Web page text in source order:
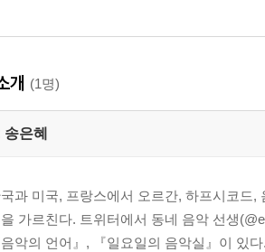
개 (1명)
송은혜
과 미국, 프랑스에서 오르간, 하프시코드
가르친다. 트위터에서 동네 음악 선생
음악의 언어』, 『일요일의 음악실』이 있